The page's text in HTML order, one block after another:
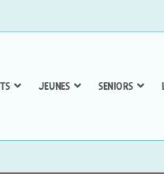
JEUNES SENIORS